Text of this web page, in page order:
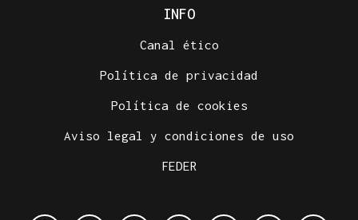
INFO
Canal ético
Política de privacidad
Política de cookies
Aviso legal y condiciones de uso
FEDER